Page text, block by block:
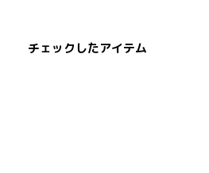
チェックしたアイテム